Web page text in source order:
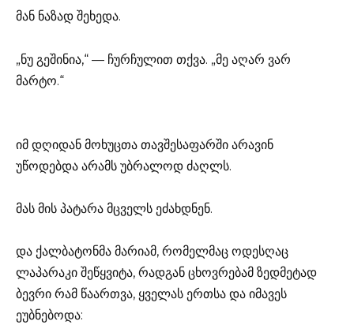
მან ნაზად შეხედა.
„ნუ გეშინია,“ — ჩურჩულით თქვა. „მე აღარ ვარ
მარტო.“
იმ დღიდან მოხუცთა თავშესაფარში არავინ
უწოდებდა არამს უბრალოდ ძაღლს.
მას მის პატარა მცველს ეძახდნენ.
და ქალბატონმა მარიამ, რომელმაც ოდესღაც
ლაპარაკი შეწყვიტა, რადგან ცხოვრებამ ზედმეტად
ბევრი რამ წაართვა, ყველას ერთსა და იმავეს
ეუბნებოდა: